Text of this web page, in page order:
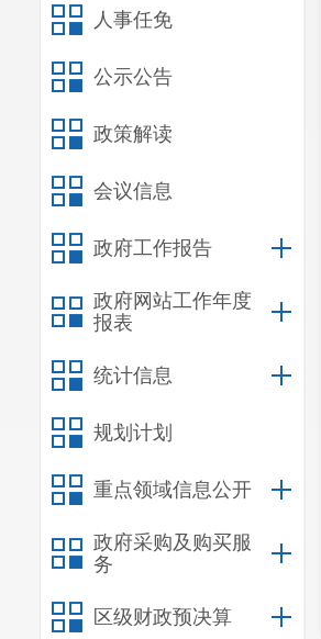
人事任免
公示公告
政策解读
会议信息
政府工作报告
政府网站工作年度
报表
统计信息
规划计划
重点领域信息公开
政府采购及购买服
务
区级财政预决算